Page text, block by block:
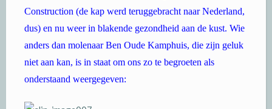
Construction (de kap werd teruggebracht naar Nederland,
dus) en nu weer in blakende gezondheid aan de kust. Wie
anders dan molenaar Ben Oude Kamphuis, die zijn geluk
niet aan kan, is in staat om ons zo te begroeten als
onderstaand weergegeven: